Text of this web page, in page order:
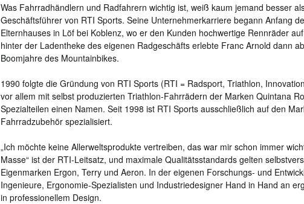
Was Fahrradhändlern und Radfahrern wichtig ist, weiß kaum jemand besser
Geschäftsführer von RTI Sports. Seine Unternehmerkarriere begann Anfang
Elternhauses in Löf bei Koblenz, wo er den Kunden hochwertige Rennräder
hinter der Ladentheke des eigenen Radgeschäfts erlebte Franc Arnold dann
Boomjahre des Mountainbikes.
1990 folgte die Gründung von RTI Sports (RTI = Radsport, Triathlon,
vor allem mit selbst produzierten Triathlon‍-‍Fahrrädern der Marken Quintana
Spezialteilen einen Namen. Seit 1998 ist RTI Sports ausschließlich auf den
Fahrrad‍zubehör spezialisiert.
„Ich möchte keine Allerweltsprodukte vertreiben, das war mir schon immer
Masse“ ist der RTI-Leitsatz, und maximale Qualitätsstandards gelten
Eigenmarken Ergon, Terry und Aeron. In der eigenen Forschungs- und
Ingenieure, Ergonomie-Spezialisten und Industriedesigner Hand in Hand an
in professionellem Design.